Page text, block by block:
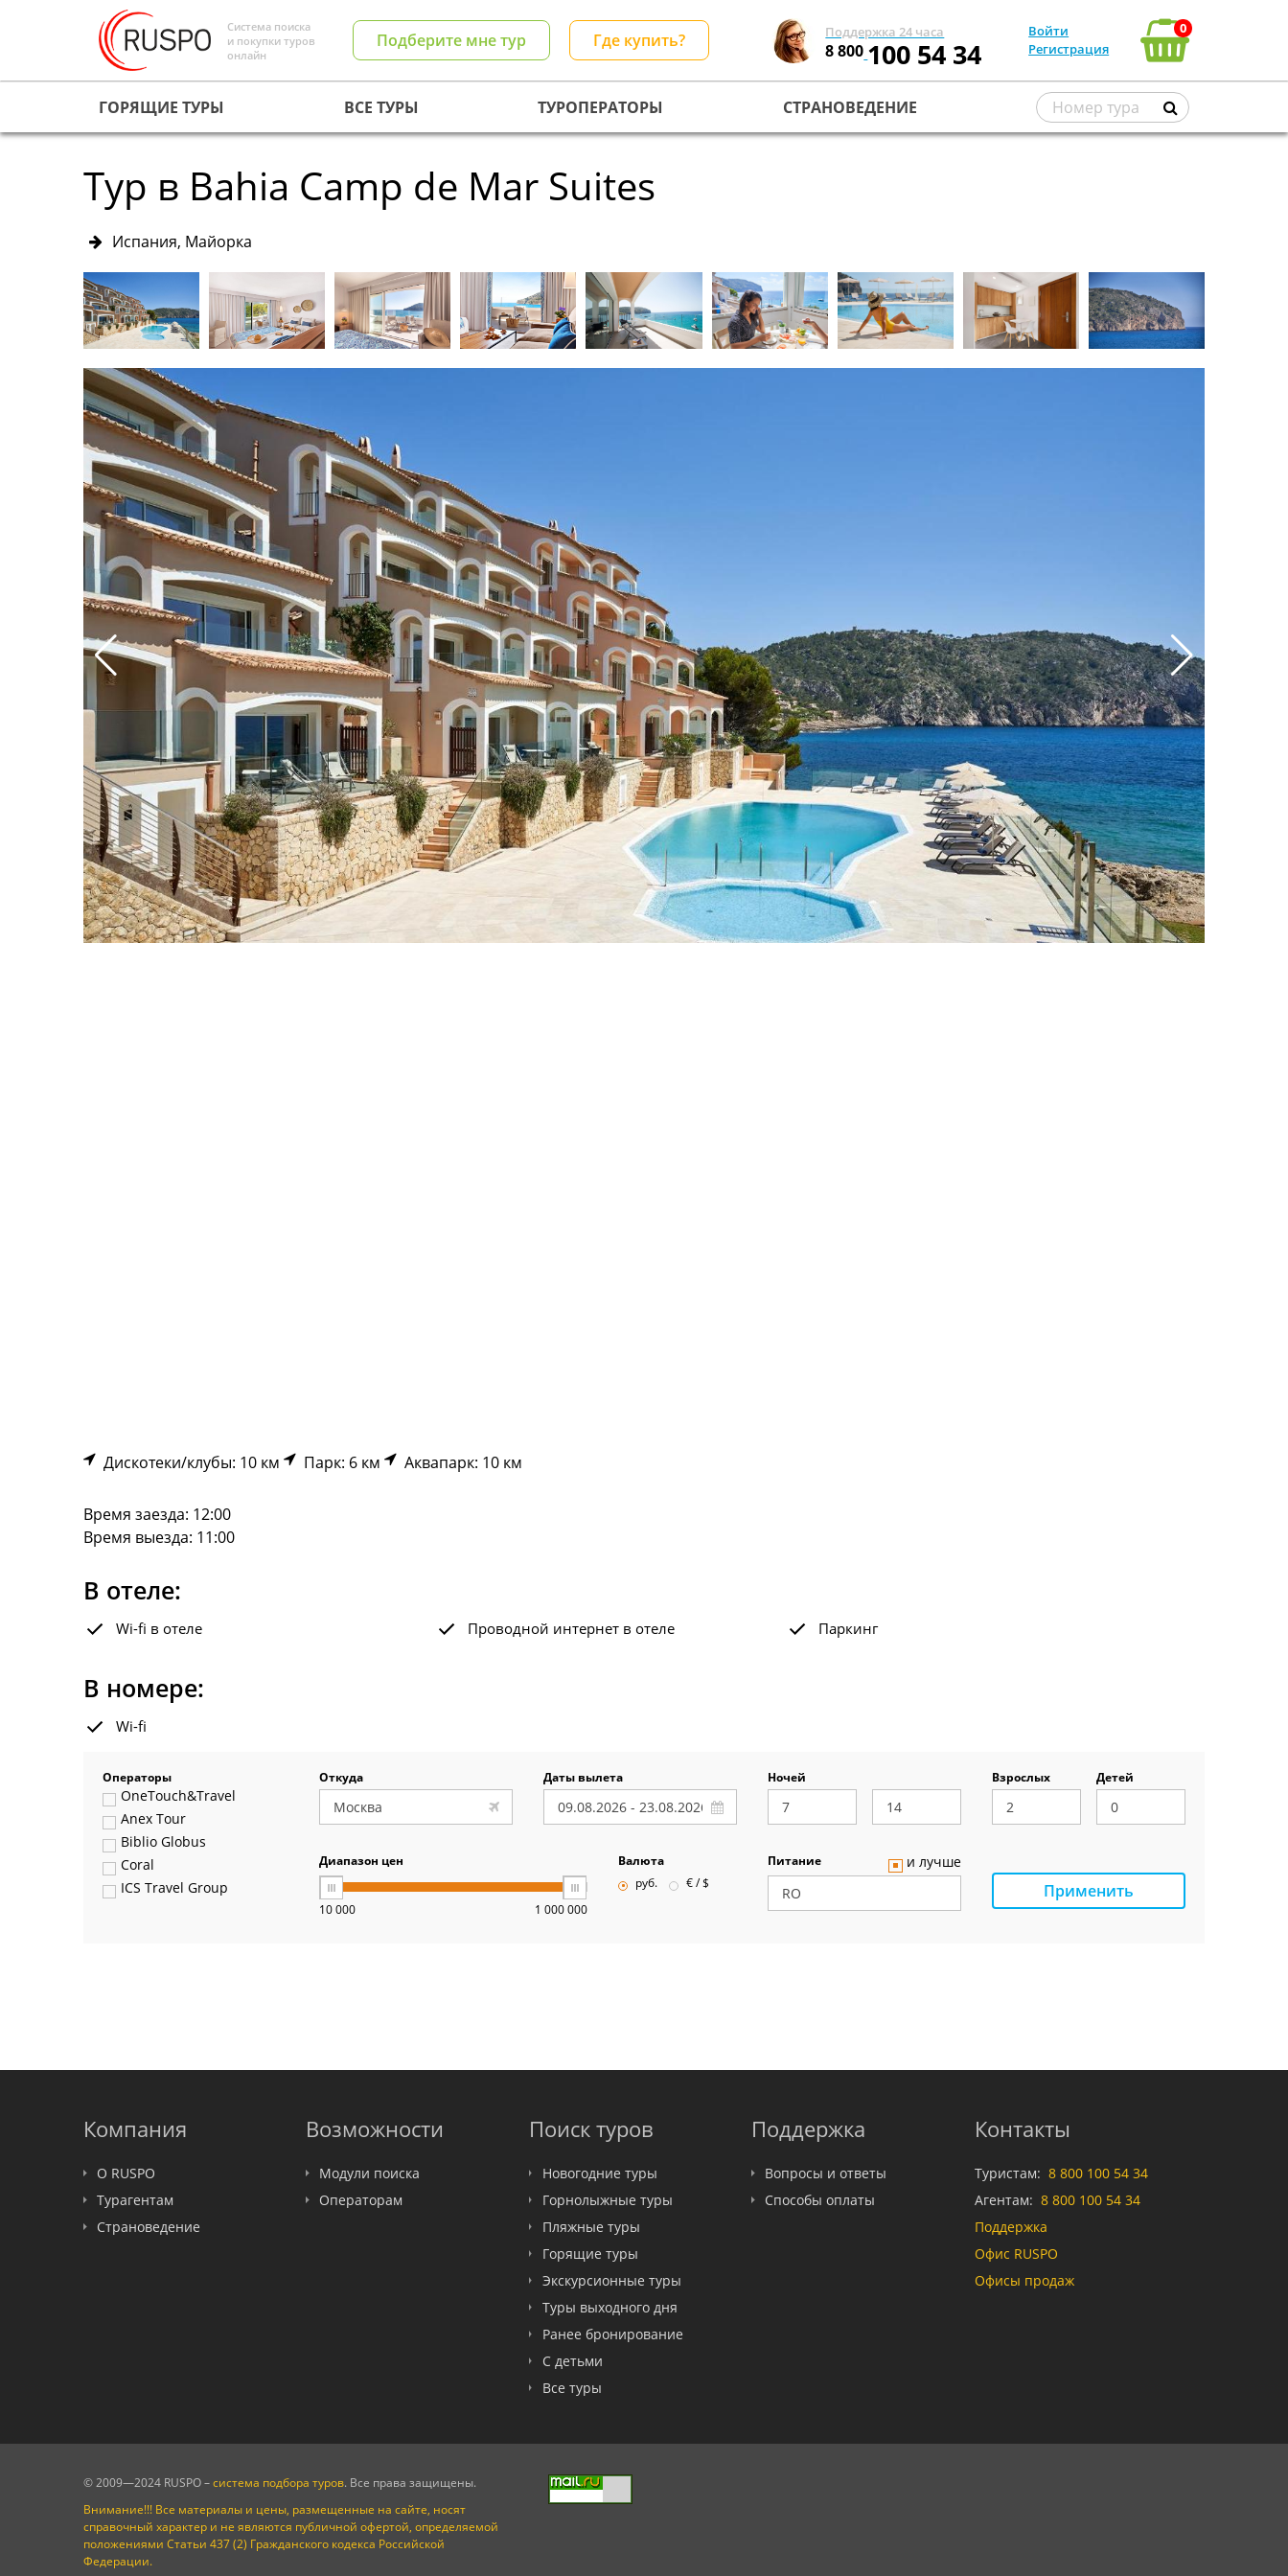
Система поиска
и покупки туров
онлайн
Подберите мне тур Где купить? Поддержка 24 часа
8 800100 54 34
Войти
Регистрация
0
ГОРЯЩИЕ ТУРЫ ВСЕ ТУРЫ ТУРОПЕРАТОРЫ СТРАНОВЕДЕНИЕ
Тур в Bahia Camp de Mar Suites
Испания, Майорка
Дискотеки/клубы: 10 км Парк: 6 км Аквапарк: 10 км
Время заезда: 12:00
Время выезда: 11:00
В отеле:
Wi-fi в отеле Проводной интернет в отеле Паркинг
В номере:
Wi-fi
Операторы
OneTouch&Travel
Anex Tour
Biblio Globus
Coral
ICS Travel Group
Pac Group
PlanTravel
FUN&SUN ex TUI
LOTI
Russian Express
Откуда Даты вылета Ночей Взрослых Детей
Диапазон цен
10 000 1 000 000
Валюта
руб.
€ / $
Питание и лучше
Применить
Компания
О RUSPO
Турагентам
Страноведение
Возможности
Модули поиска
Операторам
Поиск туров
Новогодние туры
Горнолыжные туры
Пляжные туры
Горящие туры
Экскурсионные туры
Туры выходного дня
Ранее бронирование
С детьми
Все туры
Поддержка
Вопросы и ответы
Способы оплаты
Контакты
Туристам: 8 800 100 54 34
Агентам: 8 800 100 54 34
Поддержка
Офис RUSPO
Офисы продаж
© 2009—2024 RUSPO –система подбора туров. Все права защищены.
Внимание!!! Все материалы и цены, размещенные на сайте, носят
справочный характер и не являются публичной офертой, определяемой
положениями Статьи 437 (2) Гражданского кодекса Российской
Федерации.